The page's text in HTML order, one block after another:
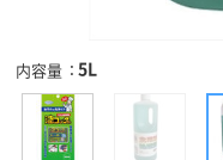
内容量 5L